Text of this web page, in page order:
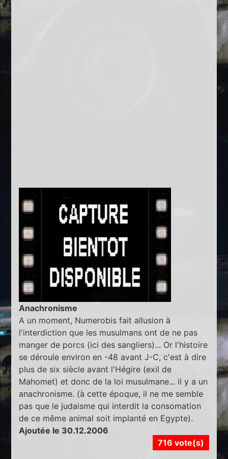
Anachronisme
A un moment, Numerobis fait allusion à
l'interdiction que les musulmans ont de ne pas
manger de porcs (ici des sangliers)... Or l'histoire
se déroule environ en -48 avant J-C, c'est à dire
plus de six siècle avant l'Hégire (exil de
Mahomet) et donc de la loi musulmane... il y a un
anachronisme. (à cette époque, il ne me semble
pas que le judaisme qui interdit la consomation
de ce même animal soit implanté en Egypte).
Ajoutée le 30.12.2006
716 vote(s)